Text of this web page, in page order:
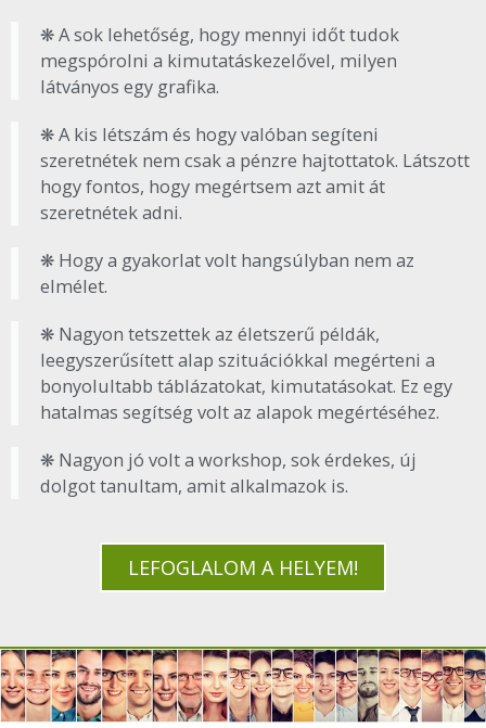
❋ A sok lehetőség, hogy mennyi időt tudok
megspórolni a kimutatáskezelővel, milyen
látványos egy grafika.
❋ A kis létszám és hogy valóban segíteni
szeretnétek nem csak a pénzre hajtottatok. Látszott
hogy fontos, hogy megértsem azt amit át
szeretnétek adni.
❋ Hogy a gyakorlat volt hangsúlyban nem az
elmélet.
❋ Nagyon tetszettek az életszerű példák,
leegyszerűsített alap szituációkkal megérteni a
bonyolultabb táblázatokat, kimutatásokat. Ez egy
hatalmas segítség volt az alapok megértéséhez.
❋ Nagyon jó volt a workshop, sok érdekes, új
dolgot tanultam, amit alkalmazok is.
LEFOGLALOM A HELYEM!